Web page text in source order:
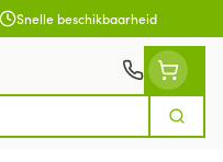
Snelle beschikbaarheid
Zoek